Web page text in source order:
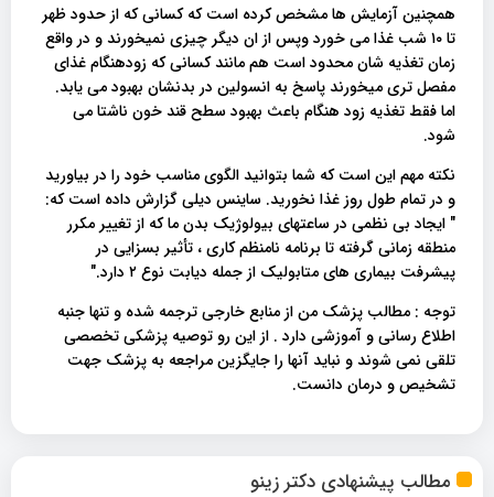
مطالب پیشنهادی دکتر زینو
همچنین آزمایش ها مشخص کرده است که کسانی که از حدود ظهر
تا ۱۰ شب غذا می خورد وپس از ان دیگر چیزی نمیخورند و در واقع
زمان تغذیه شان محدود است هم مانند کسانی که زودهنگام غذای
مفصل تری میخورند پاسخ به انسولین در بدنشان بهبود می یابد.
اما فقط تغذیه زود هنگام باعث بهبود سطح قند خون ناشتا می
شود.
نکته مهم این است که شما بتوانید الگوی مناسب خود را در بیاورید
و در تمام طول روز غذا نخورید. ساینس دیلی گزارش داده است که:
" ایجاد بی نظمی در ساعتهای بیولوژیک بدن ما که از تغییر مکرر
منطقه زمانی گرفته تا برنامه نامنظم کاری ، تأثیر بسزایی در
پیشرفت بیماری های متابولیک از جمله دیابت نوع ۲ دارد."
توجه : مطالب پزشک من از منابع خارجی ترجمه شده و تنها جنبه
اطلاع رسانی و آموزشی دارد . از این رو توصیه پزشکی تخصصی
تلقی نمی شوند و نباید آنها را جایگزین مراجعه به پزشک جهت
تشخیص و درمان دانست.